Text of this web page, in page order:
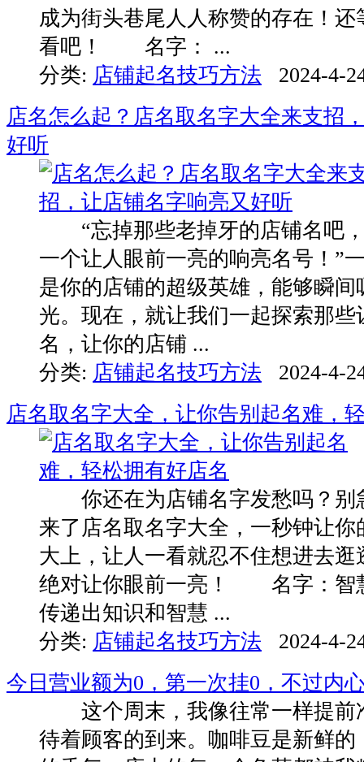
成为街头巷尾人人称赞的存在！
看吧！ 名字： ...
分类: 店铺起名技巧方法
2024-4-
店名怎么起？店名取名字大全来支招
好听
“忘掉那些老掉牙的店铺名吧，
一个让人眼前一亮的响亮名号！”
是你的店铺的超级英雄，能够瞬间
光。现在，就让我们一起探索那
名，让你的店铺 ...
分类: 店铺起名技巧方法
2024-4-
店名取名字大全，让你告别起名难，
你还在为店铺名字发愁吗？别
来了店名取名字大全，一秒钟让
大上，让人一看就忍不住想进去
绝对让你眼前一亮！ 名字：
传递出知识和智慧 ...
分类: 店铺起名技巧方法
2024-4-
今日营业额为0，第一次挂0，不过内
这个周末，我像往常一样提前
待着顾客的到来。咖啡豆是新鲜的